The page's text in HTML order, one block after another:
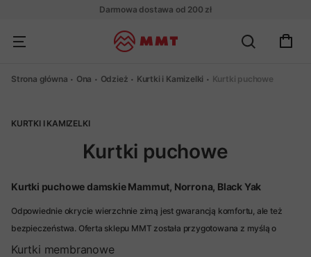
Darmowa dostawa od 200 zł
Strona główna Ona Odzież Kurtki i Kamizelki Kurtki puchowe
KURTKI I KAMIZELKI
Kurtki puchowe
Kurtki puchowe damskie Mammut, Norrona, Black Yak
Odpowiednie okrycie wierzchnie zimą jest gwarancją komfortu, ale też
bezpieczeństwa. Oferta sklepu MMT została przygotowana z myślą o
damskich miłośniczkach górskich wyzwań, które cenią sobie połączenie
Kurtki membranowe